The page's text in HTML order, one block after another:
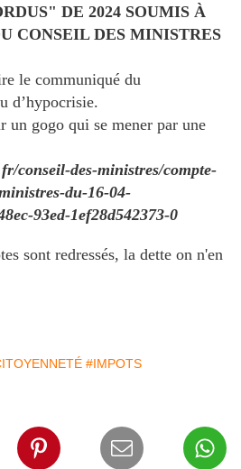
DE 2024 SOUMIS À
CONSEIL DES MINISTRES
le communiqué du
d’hypocrisie.
un gogo qui se mener par une
conseil-des-ministres/compte-
du-16-04-
93ed-1ef28d542373-0
sont redressés, la dette on n'en
#IMPOTS